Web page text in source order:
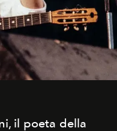
il poeta della